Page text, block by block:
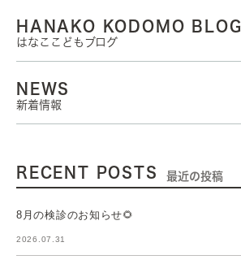
HANAKO KODOMO BLOG
はなここどもブログ
NEWS
新着情報
RECENT POSTS 最近の投稿
8月の検診のお知らせ🌻
2026.07.31